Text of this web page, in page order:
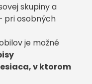
skupiny a
pri osobných
je možné
v ktorom